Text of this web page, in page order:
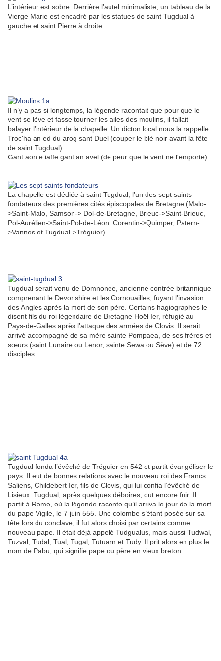
L’intérieur est sobre. Derrière l’autel minimaliste, un tableau de la
Vierge Marie est encadré par les statues de saint Tugdual à
gauche et saint Pierre à droite.
Il n’y a pas si longtemps, la légende racontait que pour que le
vent se lève et fasse tourner les ailes des moulins, il fallait
balayer l’intérieur de la chapelle. Un dicton local nous la rappelle :
Troc'ha an ed du arog sant Duel (couper le blé noir avant la fête
de saint Tugdual)
Gant aon e iaffe gant an avel (de peur que le vent ne l'emporte)
La chapelle est dédiée à saint Tugdual, l’un des sept saints
fondateurs des premières cités épiscopales de Bretagne (Malo-
>Saint-Malo, Samson-> Dol-de-Bretagne, Brieuc->Saint-Brieuc,
Pol-Aurélien->Saint-Pol-de-Léon, Corentin->Quimper, Patern-
>Vannes et Tugdual->Tréguier).
Tugdual serait venu de Domnonée, ancienne contrée britannique
comprenant le Devonshire et les Cornouailles, fuyant l'invasion
des Angles après la mort de son père. Certains hagiographes le
disent fils du roi légendaire de Bretagne Hoël Ier, réfugié au
Pays-de-Galles après l’attaque des armées de Clovis. Il serait
arrivé accompagné de sa mère sainte Pompaea, de ses frères et
sœurs (saint Lunaire ou Lenor, sainte Sewa ou Sève) et de 72
disciples.
Tugdual fonda l’évêché de Tréguier en 542 et partit évangéliser le
pays. Il eut de bonnes relations avec le nouveau roi des Francs
Saliens, Childebert Ier, fils de Clovis, qui lui confia l’évêché de
Lisieux. Tugdual, après quelques déboires, dut encore fuir. Il
partit à Rome, où la légende raconte qu’il arriva le jour de la mort
du pape Vigile, le 7 juin 555. Une colombe s’étant posée sur sa
tête lors du conclave, il fut alors choisi par certains comme
nouveau pape. Il était déjà appelé Tudgualus, mais aussi Tudwal,
Tuzval, Tudal, Tual, Tugal, Tutuarn et Tudy. Il prit alors en plus le
nom de Pabu, qui signifie pape ou père en vieux breton.